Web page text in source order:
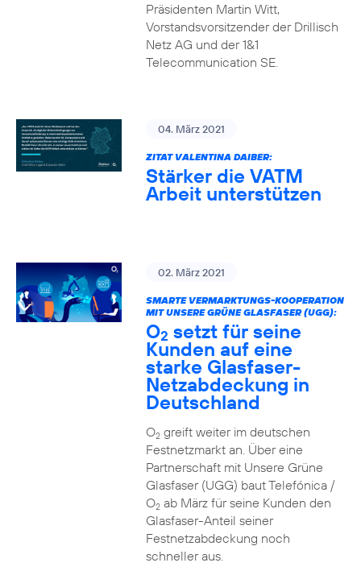
Präsidenten Martin Witt,
Vorstandsvorsitzender der Drillisch
Netz AG und der 1&1
Telecommunication SE.
04. März 2021
ZITAT VALENTINA DAIBER:
Stärker die VATM
Arbeit unterstützen
02. März 2021
SMARTE VERMARKTUNGS-KOOPERATION
MIT UNSERE GRÜNE GLASFASER (UGG):
O2 setzt für seine
Kunden auf eine
starke Glasfaser-
Netzabdeckung in
Deutschland
O2greift weiter im deutschen
Festnetzmarkt an. Über eine
Partnerschaft mit Unsere Grüne
Glasfaser (UGG) baut Telefónica /
O2ab März für seine Kunden den
Glasfaser-Anteil seiner
Festnetzabdeckung noch
schneller aus.